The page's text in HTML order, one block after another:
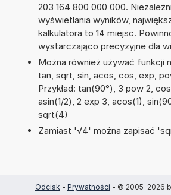
203 164 800 000 000.
wyświetlania wyników,
kalkulatora to 14 miejsc.
wystarczająco precyzyjne dla
Można również używać funkcji
tan, sqrt, sin, acos, cos, exp,
Przykład: tan(90°), 3 pow 2,
asin(1/2), 2 exp 3, acos(1),
sqrt(4)
Zamiast '√4' można zapisać
Odcisk - Prywatności - © 2005-2026